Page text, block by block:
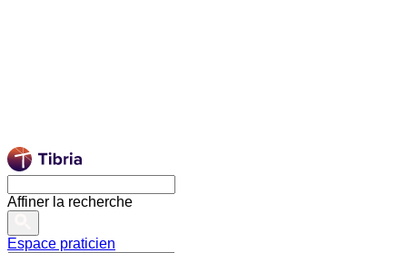
Affiner la recherche
Espace praticien